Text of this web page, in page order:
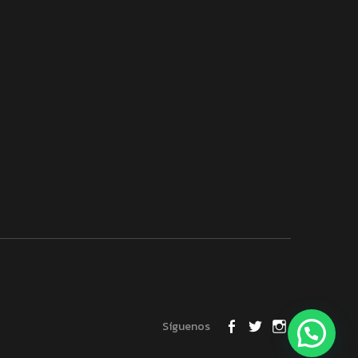
Síguenos
FACEBOOK
TWITTER
INSTAGRAM